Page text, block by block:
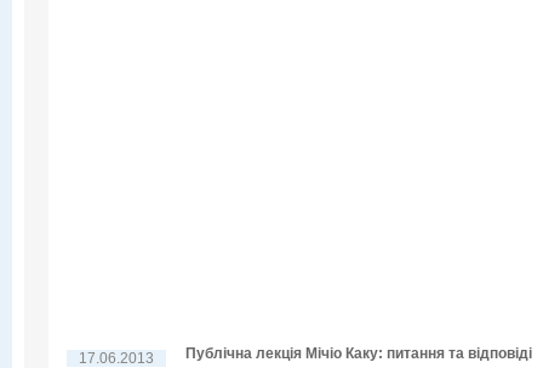
17.06.2013 Публічна лекція Мічіо Каку: питання та відповіді